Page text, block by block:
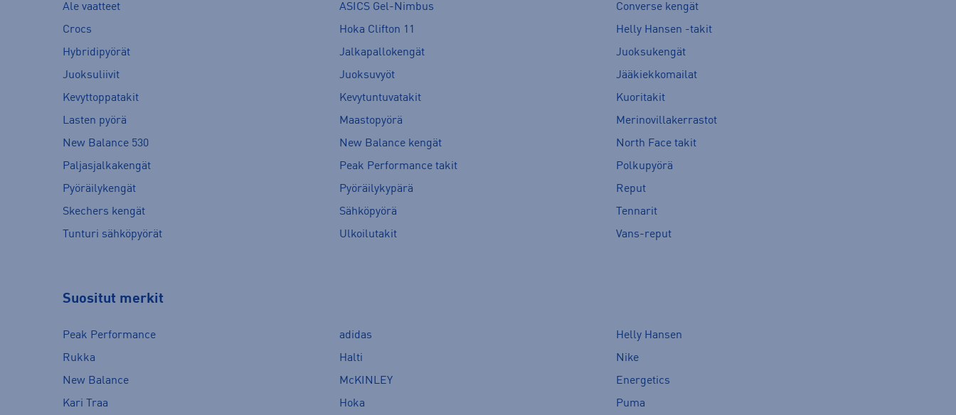
Ale vaatteet ASICS Gel-Nimbus
Converse kengät
Crocs
Hoka Clifton 11
Helly Hansen -takit
Hybridipyörät
Jalkapallokengät
Juoksukengät
Juoksuliivit
Juoksuvyöt
Jääkiekkomailat
Kevyttoppatakit
Kevytuntuvatakit
Kuoritakit
Lasten pyörä
Maastopyörä
Merinovillakerrastot
New Balance 530
New Balance kengät
North Face takit
Paljasjalkakengät
Peak Performance takit
Polkupyörä
Pyöräilykengät
Pyöräilykypärä
Reput
Skechers kengät
Sähköpyörä
Tennarit
Tunturi sähköpyörät
Ulkoilutakit Vans-reput
Suositut merkit
Peak Performance adidas
Helly Hansen
Rukka
Halti
Nike
New Balance
McKINLEY
Energetics
Kari Traa
Hoka
Puma